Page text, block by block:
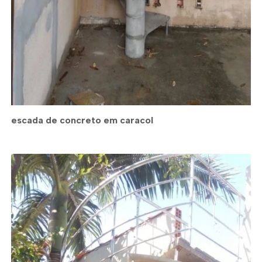
escada de concreto em caracol